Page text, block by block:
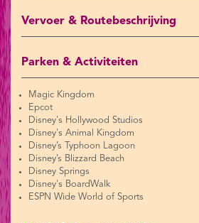
Vervoer & Routebeschrijving
Parken & Activiteiten
Magic Kingdom
Epcot
Disney's Hollywood Studios
Disney's Animal Kingdom
Disney’s Typhoon Lagoon
Disney’s Blizzard Beach
Disney Springs
Disney's BoardWalk
ESPN Wide World of Sports